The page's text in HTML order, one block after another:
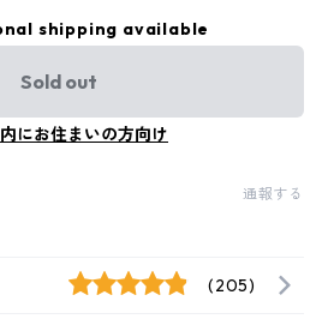
shipping available
Sold out
にお住まいの方向け
通報する
(205)